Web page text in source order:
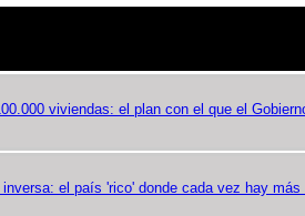
viviendas: el plan con el que el
el país 'rico' donde cada vez hay